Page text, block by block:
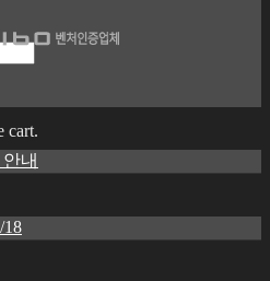
cart.
내
18